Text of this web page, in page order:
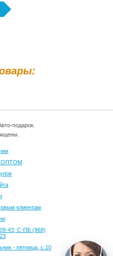
подарок.
ОПТОМ
клиентам
43; С-ПБ (968)
- пятница, с 10